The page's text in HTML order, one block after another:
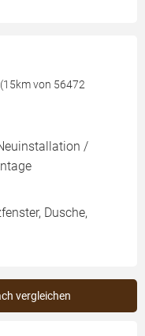
von 56472
/
Dusche,
vergleichen